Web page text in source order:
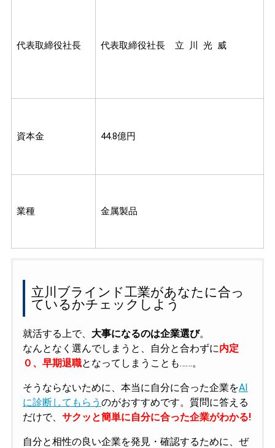
代表取締役社長 代表取締役社長 立 川 光 威
資本金 44.8億円
業種 金属製品
立川ブラインド工業があなたに合っ
ているかチェックしよう
就活する上で、 大事になるのは企業選び。
なんとなく選んでしまうと、自分と合わずに内定
０、早期退職となってしまうことも……。
そうならないために、本当に自分に合った企業をAI
に診断してもらう のがおすすめです。質問に答える
だけで、 サクッと簡単に自分に合った企業がわかる!
自分と相性の良い企業を発見・確認するために、ぜ